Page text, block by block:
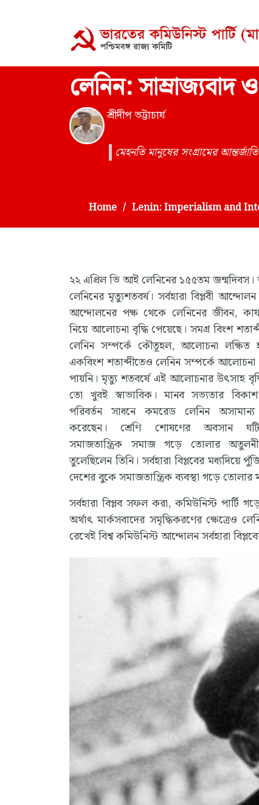
লেনিন: সাম্রাজ্যবাদ
শ্রীদীপ ভট্টাচার্য
মেহনতি মানুষের সংগ্রামের
Home Lenin: Imperialism and
২২ এপ্রিল ভি আই লেনিনের ১৫৫তম
লেনিনের মৃত্যুশতবর্ষ। সর্বহারা বিপ্লবী
আন্দোলনের পক্ষ থেকে লেনিনের জীবন,
নিয়ে আলোচনা বৃদ্ধি পেয়েছে। সমগ্র বিংশ
লেনিন সম্পর্কে কৌতূহল, আলোচনা লক্ষিত
একবিংশ শতাব্দীতেও লেনিন সম্পর্কে
পায়নি। মৃত্যু শতবর্ষে এই আলোচনার উৎসাহ
তো খুবই স্বাভাবিক। মানব সভ্যতার
পরিবর্তন সাধনে কমরেড লেনিন
করেছেন। শ্রেণি শোষণের অবসান
সমাজতান্ত্রিক সমাজ গড়ে তোলার
তুলেছিলেন তিনি। সর্বহারা বিপ্লবের
দেশের বুকে সমাজতান্ত্রিক ব্যবস্থা গড়ে তোলার
সর্বহারা বিপ্লব সফল করা, কমিউনিস্ট পার্টি
অর্থাৎ মার্কসবাদের সমৃদ্ধিকরণের ক্ষেত্রেও
রেখেই বিশ্ব কমিউনিস্ট আন্দোলন সর্বহারা